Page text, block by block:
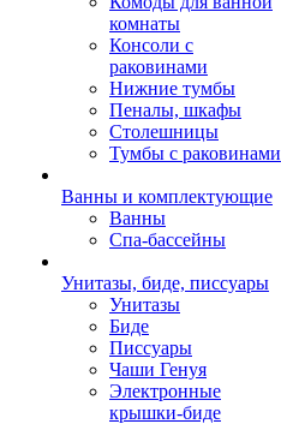
комнаты
Консоли с
раковинами
Нижние тумбы
Пеналы, шкафы
Столешницы
Тумбы с раковинами
Ванны и комплектующие
Ванны
Спа-бассейны
Унитазы, биде, писсуары
Унитазы
Биде
Писсуары
Чаши Генуя
Электронные
крышки-биде